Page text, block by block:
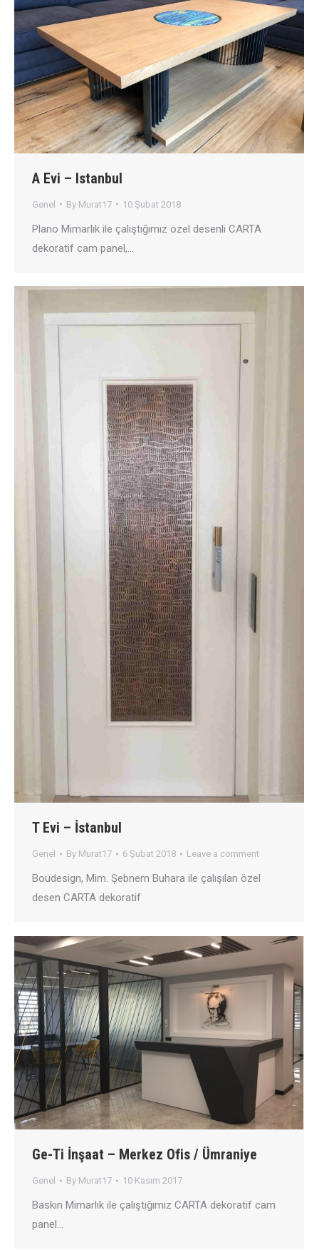
A Evi – Istanbul
Genel By Murat17 10 Şubat 2018
Plano Mimarlık ile çalıştığımız özel desenli CARTA
dekoratif cam panel,…
T Evi – İstanbul
Genel By Murat17 6 Şubat 2018 Leave a comment
Boudesign, Mim. Şebnem Buhara ile çalışılan özel
desen CARTA dekoratif
Ge-Ti İnşaat – Merkez Ofis / Ümraniye
Genel By Murat17 10 Kasım 2017
Baskın Mimarlık ile çalıştığımız CARTA dekoratif cam
panel…